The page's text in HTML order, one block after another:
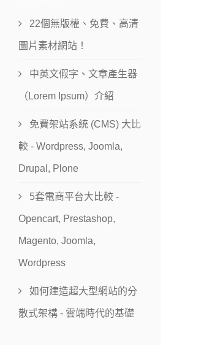
22個無版權、免費、高清
圖片素材網站！
中英文假字、文章產生器
（Lorem Ipsum）介紹
免費架站系統 (CMS) 大比
較 - Wordpress, Joomla,
Drupal, Plone
5套電商平台大比較 -
Opencart, Prestashop,
Magento, Joomla,
Wordpress
如何建造超大型網站的分
散式架構 - 雲端時代的基礎